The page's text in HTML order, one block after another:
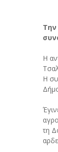
Την
Η
Η
τη